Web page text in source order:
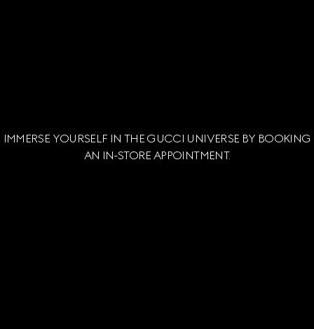
IMMERSE YOURSELF IN THE GUCCI UNIVERSE BY BOOKING
AN IN-STORE APPOINTMENT.